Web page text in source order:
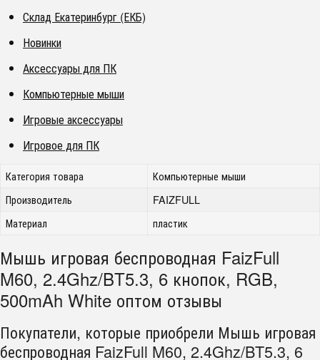
Склад Екатеринбург (ЕКБ)
Новинки
Аксессуары для ПК
Компьютерные мыши
Игровые аксессуары
Игровое для ПК
Категория товара
Компьютерные мыши
Производитель
FAIZFULL
Материал
пластик
Мышь игровая беспроводная FaizFull
M60, 2.4Ghz/BT5.3, 6 кнопок, RGB,
500mAh White оптом отзывы
Покупатели, которые приобрели Мышь игровая
беспроводная FaizFull M60, 2.4Ghz/BT5.3, 6